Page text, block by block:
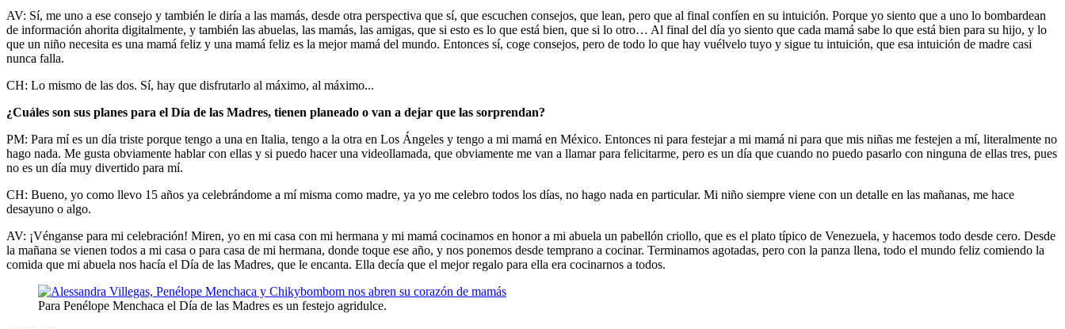
AV: Sí, me uno a ese consejo y también le diría a las mamás, desde otra perspectiva que sí, que escuchen consejos, que lean, pero que al final confíen en su intuición. Porque yo siento que a uno lo bombardean
de información ahorita digitalmente, y también las abuelas, las mamás, las amigas, que si esto es lo que está bien, que si lo otro… Al final del día yo siento que cada mamá sabe lo que está bien para su hijo, y lo
que un niño necesita es una mamá feliz y una mamá feliz es la mejor mamá del mundo. Entonces sí, coge consejos, pero de todo lo que hay vuélvelo tuyo y sigue tu intuición, que esa intuición de madre casi
nunca falla.
CH: Lo mismo de las dos. Sí, hay que disfrutarlo al máximo, al máximo...
¿Cuáles son sus planes para el Día de las Madres, tienen planeado o van a dejar que las sorprendan?
PM: Para mí es un día triste porque tengo a una en Italia, tengo a la otra en Los Ángeles y tengo a mi mamá en México. Entonces ni para festejar a mi mamá ni para que mis niñas me festejen a mí, literalmente no
hago nada. Me gusta obviamente hablar con ellas y si puedo hacer una videollamada, que obviamente me van a llamar para felicitarme, pero es un día que cuando no puedo pasarlo con ninguna de ellas tres, pues
no es un día muy divertido para mí.
CH: Bueno, yo como llevo 15 años ya celebrándome a mí misma como madre, ya yo me celebro todos los días, no hago nada en particular. Mi niño siempre viene con un detalle en las mañanas, me hace
desayuno o algo.
AV: ¡Vénganse para mi celebración! Miren, yo en mi casa con mi hermana y mi mamá cocinamos en honor a mi abuela un pabellón criollo, que es el plato típico de Venezuela, y hacemos todo desde cero. Desde
la mañana se vienen todos a mi casa o para casa de mi hermana, donde toque ese año, y nos ponemos desde temprano a cocinar. Terminamos agotadas, pero con la panza llena, todo el mundo feliz comiendo la
comida que mi abuela nos hacía el Día de las Madres, que le encanta. Ella decía que el mejor regalo para ella era cocinarnos a todos.
Para Penélope Menchaca el Día de las Madres es un festejo agridulce.